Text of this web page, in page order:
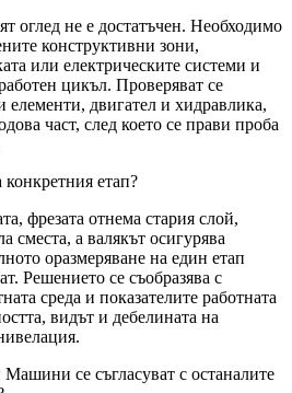
оглед не е достатъчен. Необходимо
конструктивни зони,
или електрическите системи и
цикъл. Проверяват се
двигател и хидравлика,
част, след което се прави проба
етап?
фрезата отнема стария слой,
сместа, а валякът осигурява
оразмеряване на един етап
Решението се съобразява с
среда и показателите работната
видът и дебелината на
се съгласуват с останалите